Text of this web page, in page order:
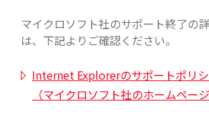
マイクロソフト社のサポート終了の
は、下記よりご確認ください。
Internet Explorerのサポートポリ
（マイクロソフト社のホームページ